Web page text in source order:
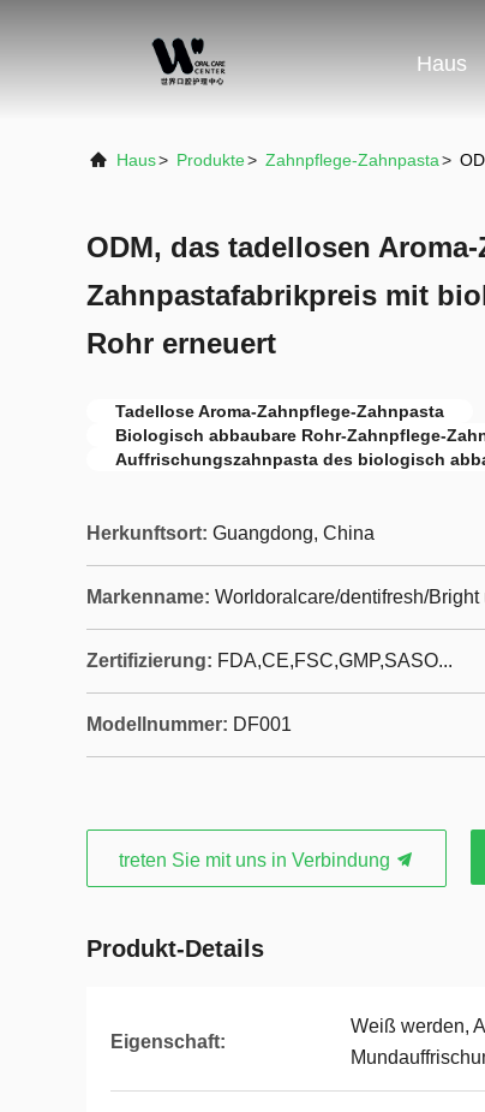
Haus
Haus> Produkte> Zahnpflege-Zahnpasta>
ODM, das tadellosen
Zahnpastafabrikpreis mit
Rohr erneuert
Tadellose Aroma-Zahnpflege-Zahnpasta
Biologisch abbaubare Rohr-Zahnpflege-
Auffrischungszahnpasta des biologisch
Herkunftsort: Guangdong, China
Markenname: Worldoralcare/dentifresh/
Zertifizierung: FDA,CE,FSC,GMP,SASO...
Modellnummer: DF001
treten Sie mit uns in Verbindung
Produkt-Details
Eigenschaft:
Weiß werden,